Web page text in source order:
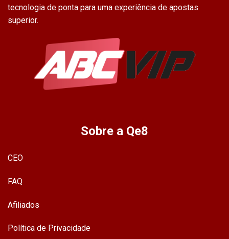
tecnologia de ponta para uma experiência de apostas
superior.
Sobre a Qe8
CEO
FAQ
Afiliados
Política de Privacidade